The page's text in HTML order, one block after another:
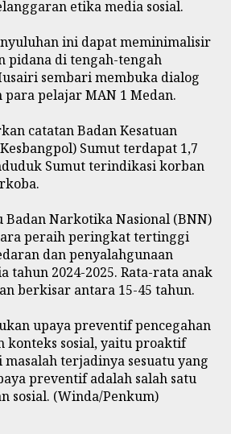
etika media sosial.
ini dapat meminimalisir
pidana di tengah-tengah
sembari membuka dialog
pelajar MAN 1 Medan.
catatan Badan Kesatuan
Sumut terdapat 1,7
Sumut terindikasi korban
Narkotika Nasional (BNN)
peraih peringkat tertinggi
dan penyalahgunaan
tahun 2024-2025. Rata-rata anak
berkisar antara 15-45 tahun.
upaya preventif pencegahan
konteks sosial, yaitu proaktif
terjadinya sesuatu yang
preventif adalah salah satu
sosial. (Winda/Penkum)